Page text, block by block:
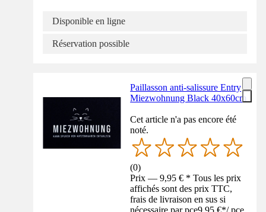
Disponible en ligne
Réservation possible
Paillasson anti-salissure Entry
Miezwohnung Black 40x60cm
Cet article n'a pas encore été
noté.
(0)
Prix — 9,95 € * Tous les prix
affichés sont des prix TTC,
frais de livraison en sus si